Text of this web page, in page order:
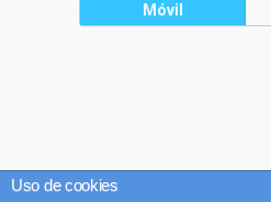
Móvil
Uso de cookies